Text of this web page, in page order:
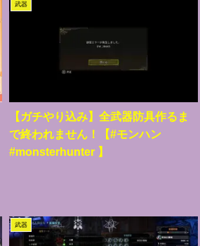
武器
【ガチやり込み】全武器防具作るま
で終われません！【#モンハン
#monsterhunter 】
武器